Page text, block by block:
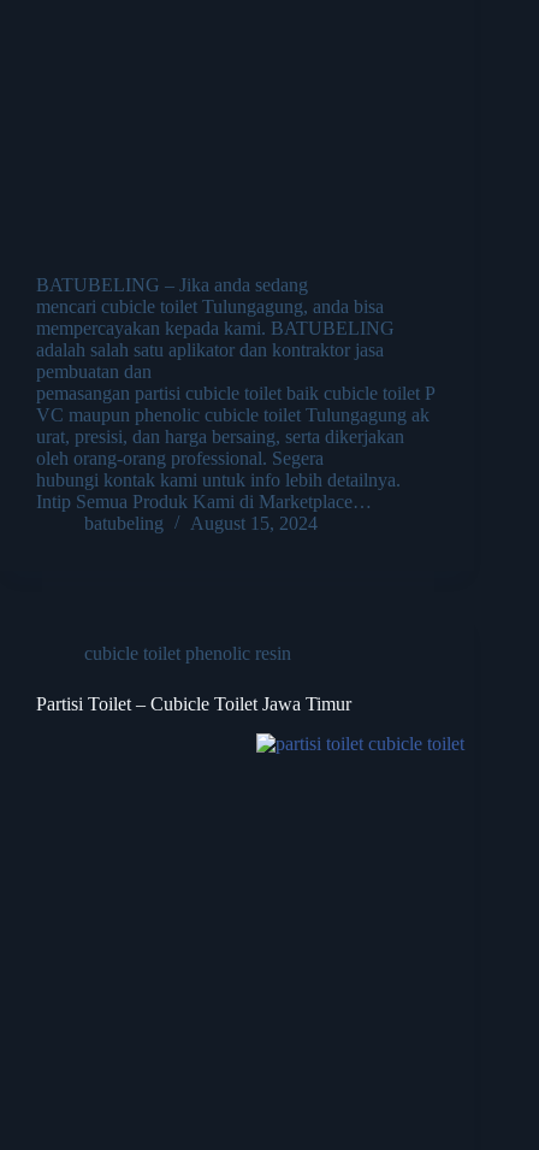
BATUBELING – Jika anda sedang
mencari cubicle toilet Tulungagung, anda bisa
mempercayakan kepada kami. BATUBELING
adalah salah satu aplikator dan kontraktor jasa
pembuatan dan
pemasangan partisi cubicle toilet baik cubicle toilet P
VC maupun phenolic cubicle toilet Tulungagung ak
urat, presisi, dan harga bersaing, serta dikerjakan
oleh orang-orang professional. Segera
hubungi kontak kami untuk info lebih detailnya.
Intip Semua Produk Kami di Marketplace…
batubeling
August 15, 2024
cubicle toilet phenolic resin
Partisi Toilet – Cubicle Toilet Jawa Timur